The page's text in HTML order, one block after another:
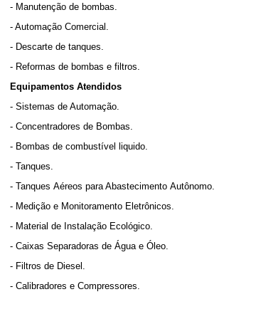
- Manutenção de bombas.
- Automação Comercial.
- Descarte de tanques.
- Reformas de bombas e filtros.
Equipamentos Atendidos
- Sistemas de Automação.
- Concentradores de Bombas.
- Bombas de combustível liquido.
- Tanques.
- Tanques Aéreos para Abastecimento Autônomo.
- Medição e Monitoramento Eletrônicos.
- Material de Instalação Ecológico.
- Caixas Separadoras de Água e Óleo.
- Filtros de Diesel.
- Calibradores e Compressores.